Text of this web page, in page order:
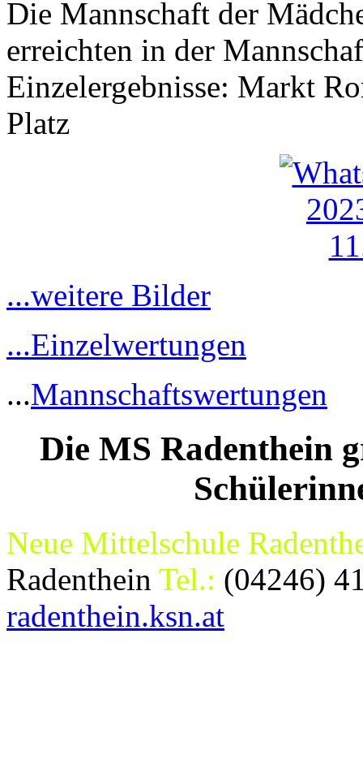
Die Mannschaft der
erreichten in der
Einzelergebnisse: Markt
Platz
...weitere Bilder
...Einzelwertungen
...Mannschaftswertungen
Die MS Radenthein
Neue Mittelschule
Radenthein Tel.: (04246)
radenthein.ksn.at